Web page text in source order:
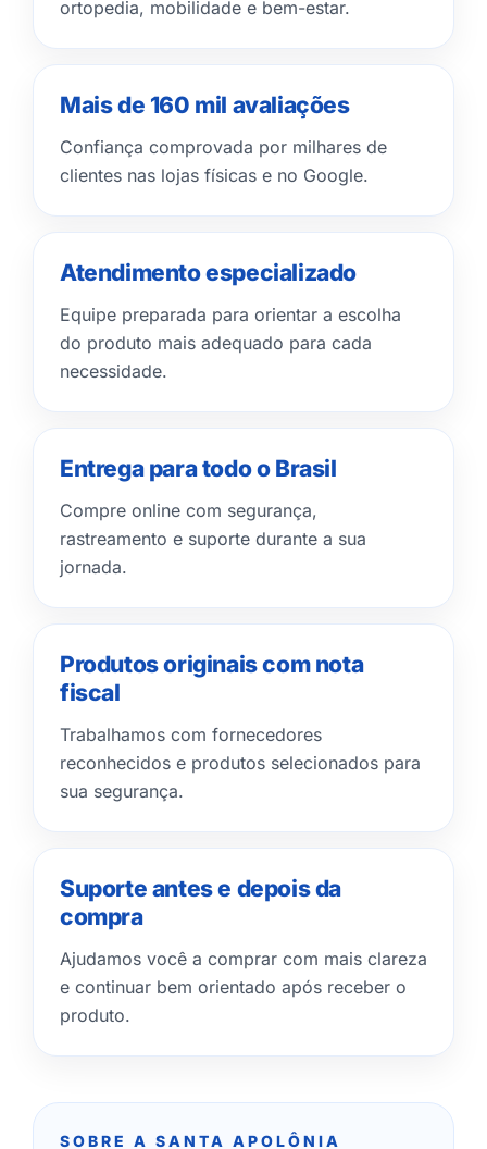
ortopedia, mobilidade e bem-estar.
Mais de 160 mil avaliações
Confiança comprovada por milhares de
clientes nas lojas físicas e no Google.
Atendimento especializado
Equipe preparada para orientar a escolha
do produto mais adequado para cada
necessidade.
Entrega para todo o Brasil
Compre online com segurança,
rastreamento e suporte durante a sua
jornada.
Produtos originais com nota
fiscal
Trabalhamos com fornecedores
reconhecidos e produtos selecionados para
sua segurança.
Suporte antes e depois da
compra
Ajudamos você a comprar com mais clareza
e continuar bem orientado após receber o
produto.
SOBRE A SANTA APOLÔNIA